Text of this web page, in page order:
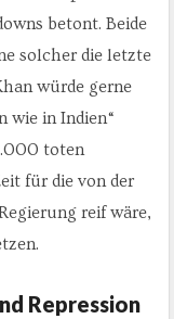
betont. Beide
solcher die letzte
würde gerne
wie in Indien“
toten
für die von der
reif wäre,
Repression